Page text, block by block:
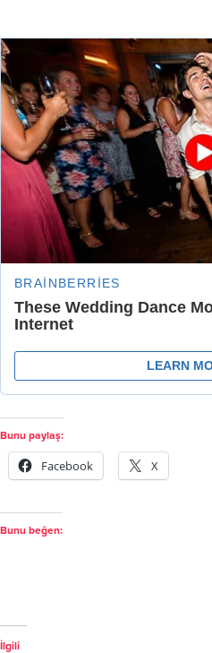
Bunu paylaş:
Facebook X
Bunu beğen:
İlgili